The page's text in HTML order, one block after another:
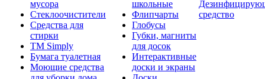
мусора
Стеклоочистители
Средства для
стирки
TM Simply
Бумага туалетная
Моющие средства
школьные
Флипчарты
Глобусы
Губки, магниты
для досок
Интерактивные
доски и экраны
средство